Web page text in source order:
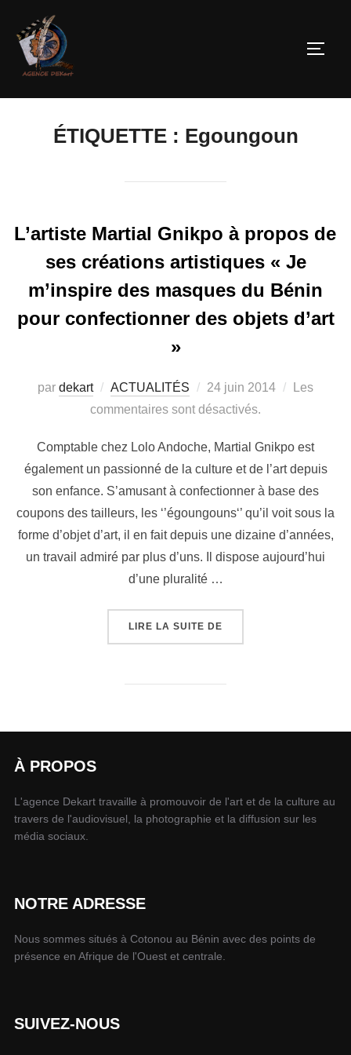
ÉTIQUETTE : Egoungoun
L’artiste Martial Gnikpo à propos de
ses créations artistiques « Je
m’inspire des masques du Bénin
pour confectionner des objets d’art
»
par dekart ACTUALITÉS 24 juin 2014
Les
commentaires sont désactivés.
Comptable chez Lolo Andoche, Martial Gnikpo est
également un passionné de la culture et de l’art depuis
son enfance. S’amusant à confectionner à base des
coupons des tailleurs, les ‘’égoungouns‘’ qu’il voit sous la
forme d’objet d’art, il en fait depuis une dizaine d’années,
un travail admiré par plus d’uns. Il dispose aujourd’hui
d’une pluralité …
LIRE LA SUITE DE
À PROPOS
L'agence Dekart travaille à promouvoir de l'art et de la culture au
travers de l'audiovisuel, la photographie et la diffusion sur les
média sociaux.
NOTRE ADRESSE
Nous sommes situés à Cotonou au Bénin avec des points de
présence en Afrique de l'Ouest et centrale.
SUIVEZ-NOUS